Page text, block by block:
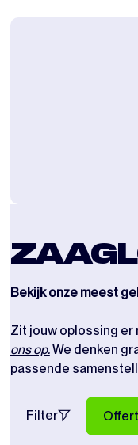
Bekijk onze meest
Zit jouw oplossing er
ons op.We denken
passende
Filter